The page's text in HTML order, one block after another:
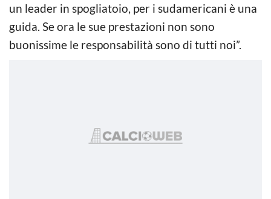
un leader in spogliatoio, per i sudamericani è una
guida. Se ora le sue prestazioni non sono
buonissime le responsabilità sono di tutti noi”.